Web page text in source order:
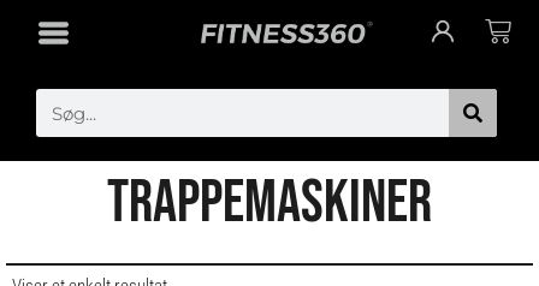
Cart
Search
TRAPPEMASKINER